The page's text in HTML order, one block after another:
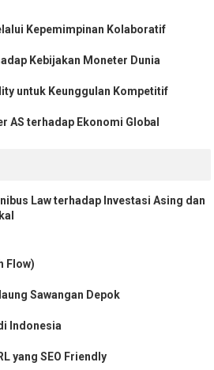
Kepemimpinan Kolaboratif
Kebijakan Moneter Dunia
untuk Keunggulan Kompetitif
AS terhadap Ekonomi Global
Law terhadap Investasi Asing dan
Flow)
Sawangan Depok
Indonesia
yang SEO Friendly